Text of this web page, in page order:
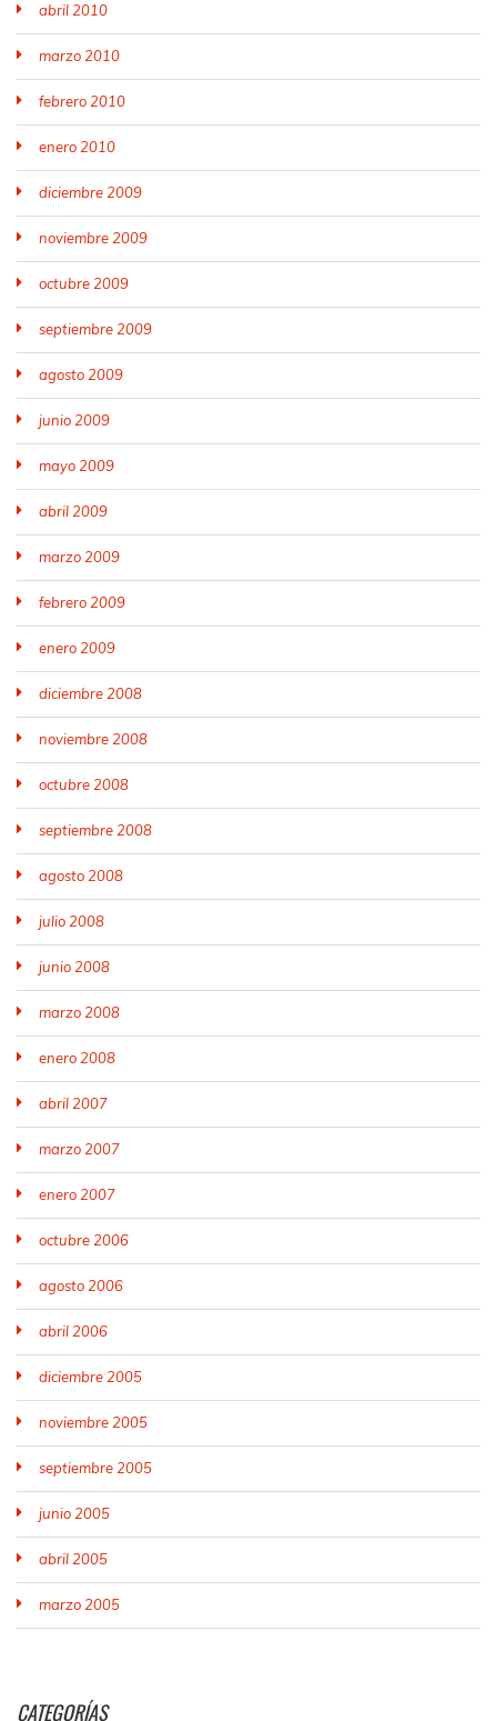
abril 2010
marzo 2010
febrero 2010
enero 2010
diciembre 2009
noviembre 2009
octubre 2009
septiembre 2009
agosto 2009
junio 2009
mayo 2009
abril 2009
marzo 2009
febrero 2009
enero 2009
diciembre 2008
noviembre 2008
octubre 2008
septiembre 2008
agosto 2008
julio 2008
junio 2008
marzo 2008
enero 2008
abril 2007
marzo 2007
enero 2007
octubre 2006
agosto 2006
abril 2006
diciembre 2005
noviembre 2005
septiembre 2005
junio 2005
abril 2005
marzo 2005
CATEGORÍAS